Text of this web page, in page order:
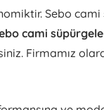
Sebo cami
cami
Firmamız